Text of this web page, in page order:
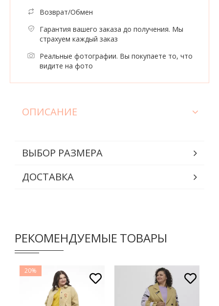
Возврат/Обмен
Гарантия вашего заказа до получения. Мы
страхуем каждый заказ
Реальные фотографии. Вы покупаете то, что
видите на фото
ОПИСАНИЕ
ВЫБОР РАЗМЕРА
ДОСТАВКА
РЕКОМЕНДУЕМЫЕ ТОВАРЫ
20%